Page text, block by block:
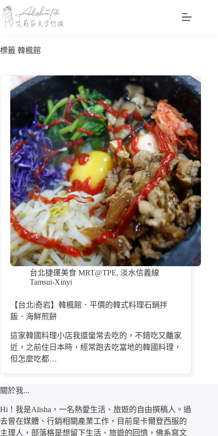
跳
至
主
內
標籤 韓楓館
台北捷運美食 MRT@TPE, 淡水信義線
Tamsui-Xinyi
【台北|奇岩】韓楓館．平價的韓式料理石鍋拌
飯．海鮮煎餅
這家韓國料理小店我還蠻常去吃的，不錯吃又離家
近，之前住日本時，經常跑去吃當地的韓國料理，
但怎麼吃都…
關於我...
Hi！我是Alisha，一名熱愛生活、旅遊的自由撰稿人。過
去曾在媒體、行銷相關產業工作，目前是卡爾登西服的
主理人，部落格是想留下生活、旅遊的回憶，佛系寫文